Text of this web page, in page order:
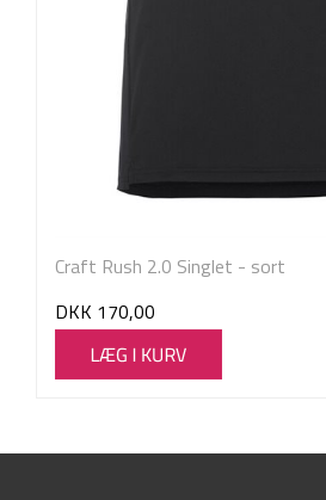
Craft Rush 2.0 Singlet - sort
DKK 170,00